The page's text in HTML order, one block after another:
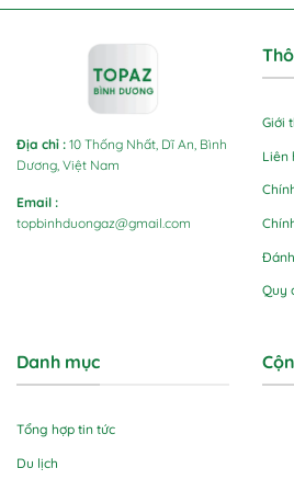
Địa chỉ : 10 Thống Nhất, Dĩ An, Bình
Dương, Việt Nam
Email :
topbinhduongaz@gmail.com
Giới
Liên
Quy
Danh mục
Tổng hợp tin tức
Du lịch